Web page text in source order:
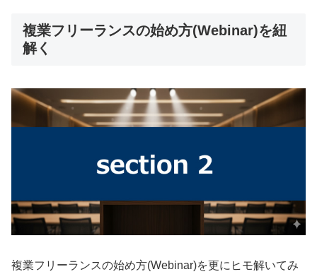
複業フリーランスの始め方(Webinar)を紐
解く
複業フリーランスの始め方(Webinar)を更にヒモ解いてみ